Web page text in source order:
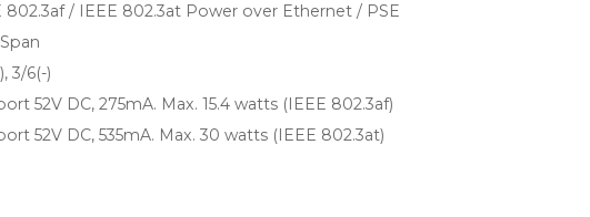
802.3af / IEEE 802.3at Power over Ethernet / PSE
3/6(-)
52V DC, 275mA. Max. 15.4 watts (IEEE 802.3af)
52V DC, 535mA. Max. 30 watts (IEEE 802.3at)